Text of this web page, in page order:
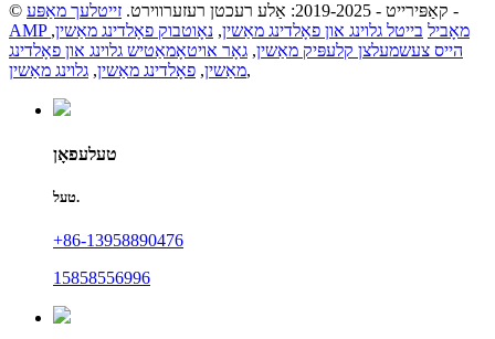
© קאַפּירייט - 2019-2025: אַלע רעכטן רעזערווירט. זייטלעך מאַפּע
-
AMP מאָביל בייטל גלוינג און פאָלדינג מאַשין, נאָוטבוק פאָלדינג מאַשין,
הייס צעשמעלצן קלעפּיק מאַשין, גאָר אויטאָמאַטיש גלוינג און פאָלדינג
מאַשין, פאָלדינג מאַשין, גלוינג מאַשין ,
טעלעפאָן
טעל.
+86-13958890476
15858556996